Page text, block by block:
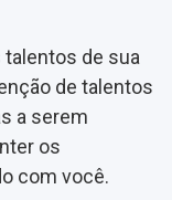
de sua
de talentos
a serem
os
com você.